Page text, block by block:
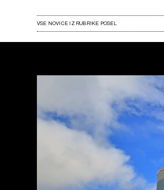
VSE NOVICE IZ RUBRIKE POSEL